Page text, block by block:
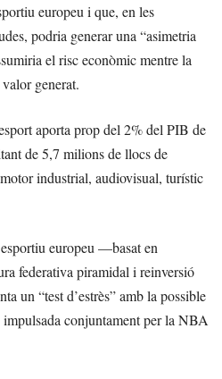
europeu i que, en les
podria generar una “asimetria
el risc econòmic mentre la
generat.
aporta prop del 2% del PIB de
de 5,7 milions de llocs de
industrial, audiovisual, turístic
europeu —basat en
federativa piramidal i reinversió
un “test d’estrès” amb la possible
conjuntament per la NBA